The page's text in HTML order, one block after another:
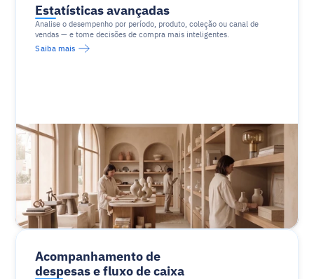
Estatísticas avançadas
Analise o desempenho por período, produto, coleção ou canal de
vendas — e tome decisões de compra mais inteligentes.
Saiba mais
Acompanhamento de
despesas e fluxo de caixa